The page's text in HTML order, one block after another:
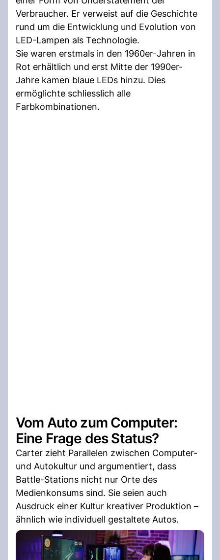
Verbraucher. Er verweist auf die Geschichte
rund um die Entwicklung und Evolution von
LED-Lampen als Technologie.
Sie waren erstmals in den 1960er-Jahren in
Rot erhältlich und erst Mitte der 1990er-
Jahre kamen blaue LEDs hinzu. Dies
ermöglichte schliesslich alle
Farbkombinationen.
Vom Auto zum Computer:
Eine Frage des Status?
Carter zieht Parallelen zwischen Computer-
und Autokultur und argumentiert, dass
Battle-Stations nicht nur Orte des
Medienkonsums sind. Sie seien auch
Ausdruck einer Kultur kreativer Produktion –
ähnlich wie individuell gestaltete Autos.